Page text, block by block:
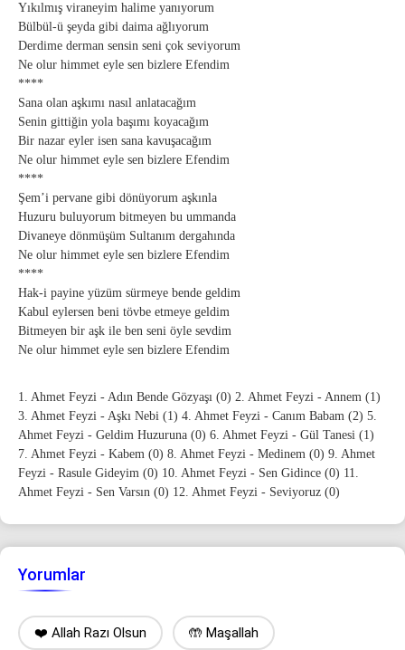
Yıkılmış viraneyim halime yanıyorum
Bülbül-ü şeyda gibi daima ağlıyorum
Derdime derman sensin seni çok seviyorum
Ne olur himmet eyle sen bizlere Efendim
****
Sana olan aşkımı nasıl anlatacağım
Senin gittiğin yola başımı koyacağım
Bir nazar eyler isen sana kavuşacağım
Ne olur himmet eyle sen bizlere Efendim
****
Şem’i pervane gibi dönüyorum aşkınla
Huzuru buluyorum bitmeyen bu ummanda
Divaneye dönmüşüm Sultanım dergahında
Ne olur himmet eyle sen bizlere Efendim
****
Hak-i payine yüzüm sürmeye bende geldim
Kabul eylersen beni tövbe etmeye geldim
Bitmeyen bir aşk ile ben seni öyle sevdim
Ne olur himmet eyle sen bizlere Efendim
1. Ahmet Feyzi - Adın Bende Gözyaşı (0) 2. Ahmet Feyzi - Annem (1)
3. Ahmet Feyzi - Aşkı Nebi (1) 4. Ahmet Feyzi - Canım Babam (2) 5.
Ahmet Feyzi - Geldim Huzuruna (0) 6. Ahmet Feyzi - Gül Tanesi (1)
7. Ahmet Feyzi - Kabem (0) 8. Ahmet Feyzi - Medinem (0) 9. Ahmet
Feyzi - Rasule Gideyim (0) 10. Ahmet Feyzi - Sen Gidince (0) 11.
Ahmet Feyzi - Sen Varsın (0) 12. Ahmet Feyzi - Seviyoruz (0)
Yorumlar
❤️ Allah Razı Olsun 🤲 Maşallah